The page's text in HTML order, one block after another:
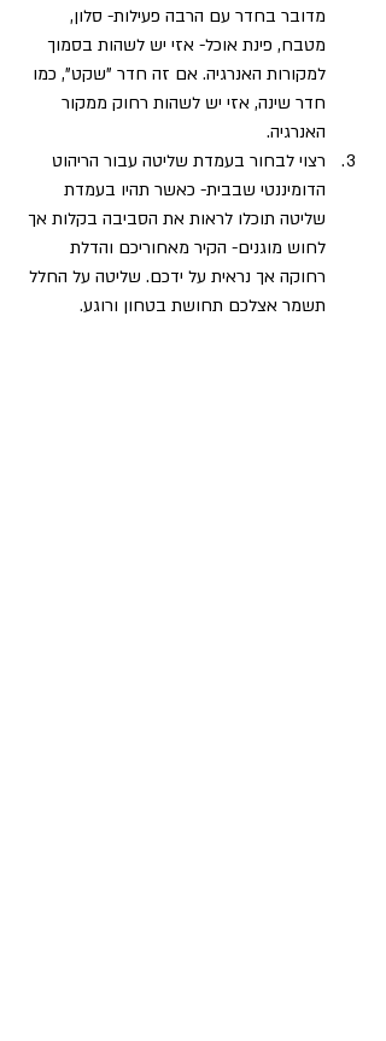
מדובר בחדר עם הרבה פעילות- סלון,
מטבח, פינת אוכל- אזי יש לשהות בסמוך
למקורות האנרגיה. אם זה חדר "שקט", כמו
חדר שינה, אזי יש לשהות רחוק ממקור
האנרגיה.
רצוי לבחור בעמדת שליטה עבור הריהוט
הדומיננטי שבבית- כאשר תהיו בעמדת
שליטה תוכלו לראות את הסביבה בקלות אך
לחוש מוגנים- הקיר מאחוריכם והדלת
רחוקה אך נראית על ידכם. שליטה על החלל
תשמר אצלכם תחושת בטחון ורוגע.